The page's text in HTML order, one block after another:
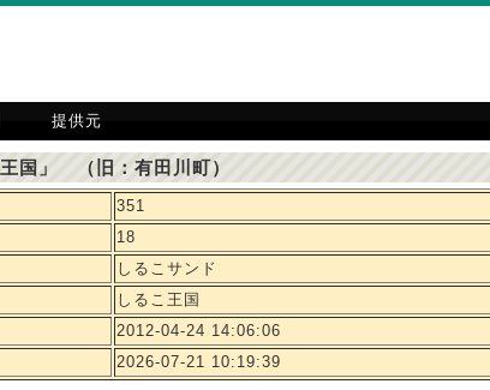
提供元
国」 （旧：有田川町）
351
18
しるこサンド
しるこ王国
2012-04-24 14:06:06
2026-07-21 10:19:39